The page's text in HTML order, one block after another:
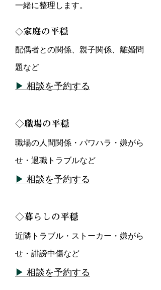
一緒に整理します。
​◇家庭の平穏
配偶者との関係、親子関係、離婚問
題など
▶ 相談を予約する
◇職場の平穏
職場の人間関係・パワハラ・嫌がら
せ・退職トラブルなど
▶ 相談を予約する
◇暮らしの平穏
近隣トラブル・ストーカー・嫌がら
せ・誹謗中傷など
▶ 相談を予約する